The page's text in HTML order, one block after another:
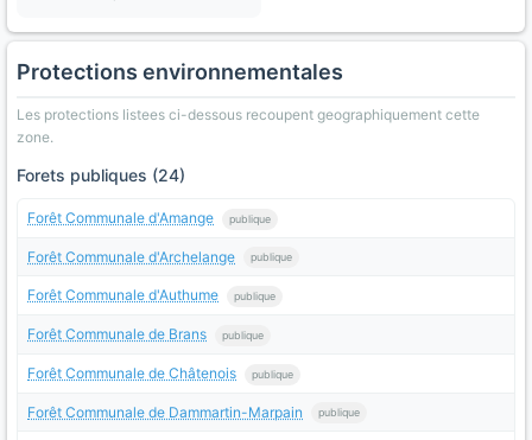
Protections environnementales
Les protections listees ci-dessous recoupent geographiquement cette
zone.
Forets publiques (24)
Forêt Communale d'Amange publique
Forêt Communale d'Archelange publique
Forêt Communale d'Authume publique
Forêt Communale de Brans publique
Forêt Communale de Châtenois publique
Forêt Communale de Dammartin-Marpain publique